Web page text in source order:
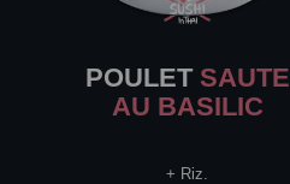
POULETSAUTE
AU BASILIC
+ Riz.